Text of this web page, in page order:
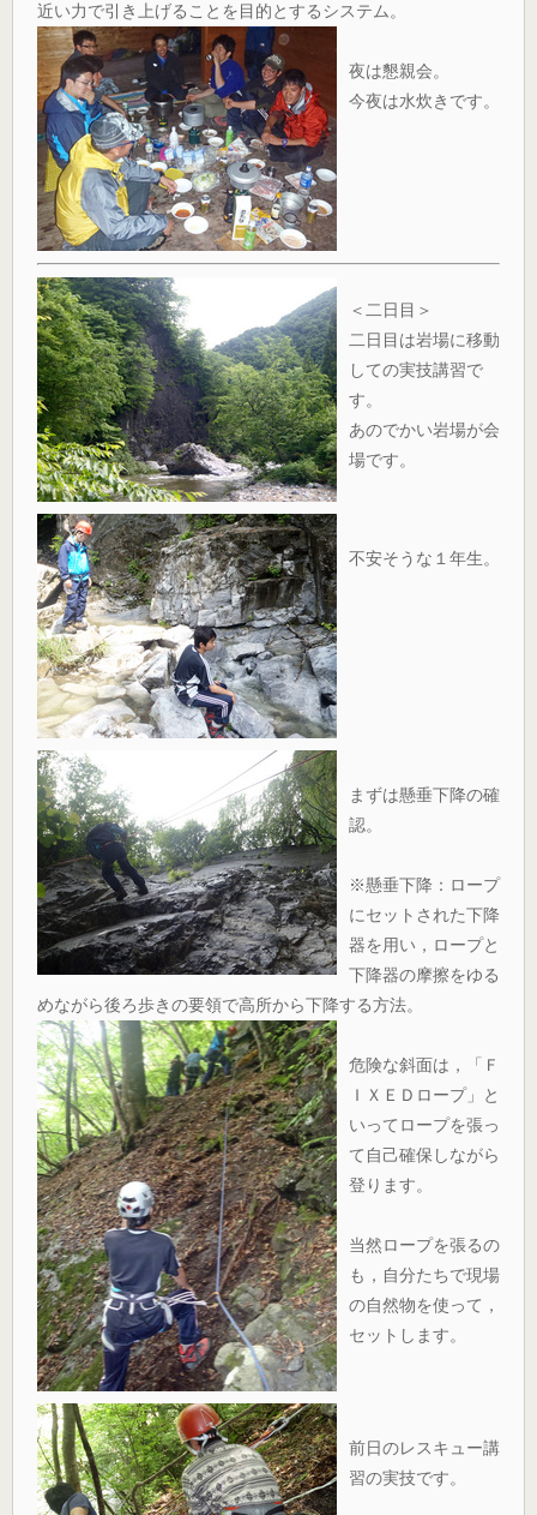
近い力で引き上げることを目的とするシステム。
夜は懇親会。
今夜は水炊きです。
＜二日目＞
二日目は岩場に移動
しての実技講習で
す。
あのでかい岩場が会
場です。
不安そうな１年生。
まずは懸垂下降の確
認。
※懸垂下降：ロープ
にセットされた下降
器を用い，ロープと
下降器の摩擦をゆる
めながら後ろ歩きの要領で高所から下降する方法。
危険な斜面は，「Ｆ
ＩＸＥＤロープ」と
いってロープを張っ
て自己確保しながら
登ります。
当然ロープを張るの
も，自分たちで現場
の自然物を使って，
セットします。
前日のレスキュー講
習の実技です。